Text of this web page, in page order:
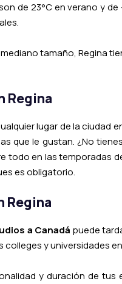
de 23°C en verano y
tamaño, Regina
Regina
lugar de la ciudad
que le gustan. ¿No
todo en las temporadas
es obligatorio.
Regina
a Canadá puede
colleges y universidades
y duración de